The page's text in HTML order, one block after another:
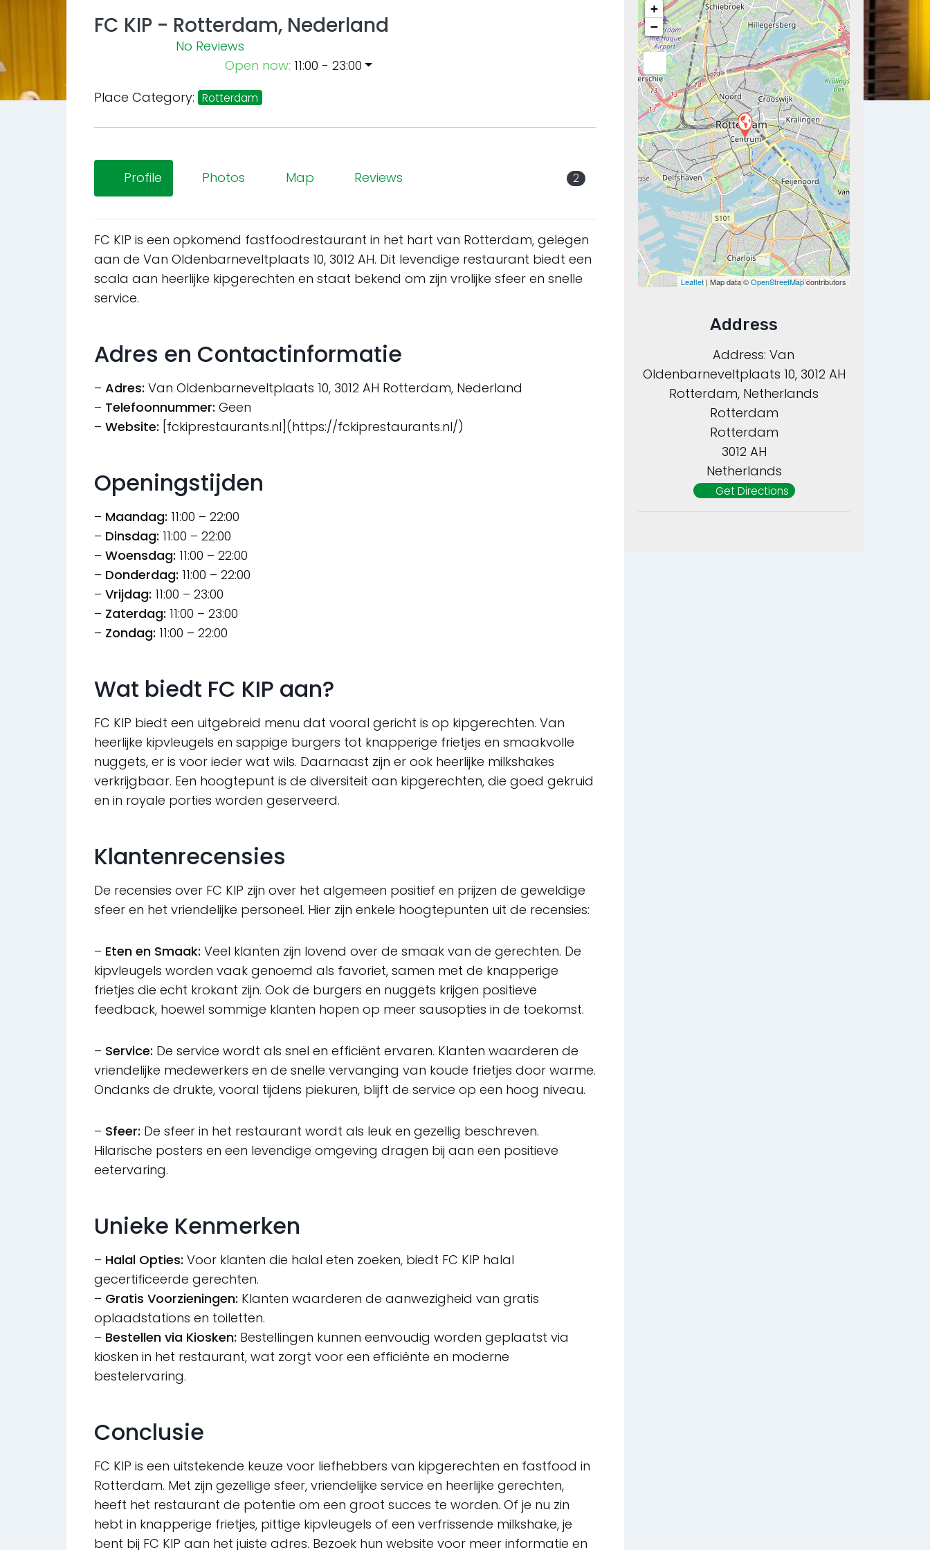
Previous Next
FC KIP - Rotterdam, Nederland
No Reviews
Open now: 11:00 - 23:00
Place Category: Rotterdam
Profile Photos Map Reviews 2
FC KIP is een opkomend fastfoodrestaurant in het hart van Rotterdam, gelegen
aan de Van Oldenbarneveltplaats 10, 3012 AH. Dit levendige restaurant biedt een
scala aan heerlijke kipgerechten en staat bekend om zijn vrolijke sfeer en snelle
service.
Adres en Contactinformatie
– Adres: Van Oldenbarneveltplaats 10, 3012 AH Rotterdam, Nederland
– Telefoonnummer: Geen
– Website: [fckiprestaurants.nl](https://fckiprestaurants.nl/)
Openingstijden
– Maandag: 11:00 – 22:00
– Dinsdag: 11:00 – 22:00
– Woensdag: 11:00 – 22:00
– Donderdag: 11:00 – 22:00
– Vrijdag: 11:00 – 23:00
– Zaterdag: 11:00 – 23:00
– Zondag: 11:00 – 22:00
Wat biedt FC KIP aan?
FC KIP biedt een uitgebreid menu dat vooral gericht is op kipgerechten. Van
heerlijke kipvleugels en sappige burgers tot knapperige frietjes en smaakvolle
nuggets, er is voor ieder wat wils. Daarnaast zijn er ook heerlijke milkshakes
verkrijgbaar. Een hoogtepunt is de diversiteit aan kipgerechten, die goed gekruid
en in royale porties worden geserveerd.
Klantenrecensies
De recensies over FC KIP zijn over het algemeen positief en prijzen de geweldige
sfeer en het vriendelijke personeel. Hier zijn enkele hoogtepunten uit de recensies:
– Eten en Smaak: Veel klanten zijn lovend over de smaak van de gerechten. De
kipvleugels worden vaak genoemd als favoriet, samen met de knapperige
frietjes die echt krokant zijn. Ook de burgers en nuggets krijgen positieve
feedback, hoewel sommige klanten hopen op meer sausopties in de toekomst.
– Service: De service wordt als snel en efficiënt ervaren. Klanten waarderen de
vriendelijke medewerkers en de snelle vervanging van koude frietjes door warme.
Ondanks de drukte, vooral tijdens piekuren, blijft de service op een hoog niveau.
– Sfeer: De sfeer in het restaurant wordt als leuk en gezellig beschreven.
Hilarische posters en een levendige omgeving dragen bij aan een positieve
eetervaring.
Unieke Kenmerken
– Halal Opties: Voor klanten die halal eten zoeken, biedt FC KIP halal
gecertificeerde gerechten.
– Gratis Voorzieningen: Klanten waarderen de aanwezigheid van gratis
oplaadstations en toiletten.
– Bestellen via Kiosken: Bestellingen kunnen eenvoudig worden geplaatst via
kiosken in het restaurant, wat zorgt voor een efficiënte en moderne
bestelervaring.
Conclusie
FC KIP is een uitstekende keuze voor liefhebbers van kipgerechten en fastfood in
Rotterdam. Met zijn gezellige sfeer, vriendelijke service en heerlijke gerechten,
heeft het restaurant de potentie om een groot succes te worden. Of je nu zin
hebt in knapperige frietjes, pittige kipvleugels of een verfrissende milkshake, je
bent bij FC KIP aan het juiste adres. Bezoek hun website voor meer informatie en
+
−
Leaflet| Map data ©OpenStreetMapcontributors
Address
Address: Van
Oldenbarneveltplaats 10, 3012 AH
Rotterdam, Netherlands
Rotterdam
Rotterdam
3012 AH
Netherlands
Get Directions